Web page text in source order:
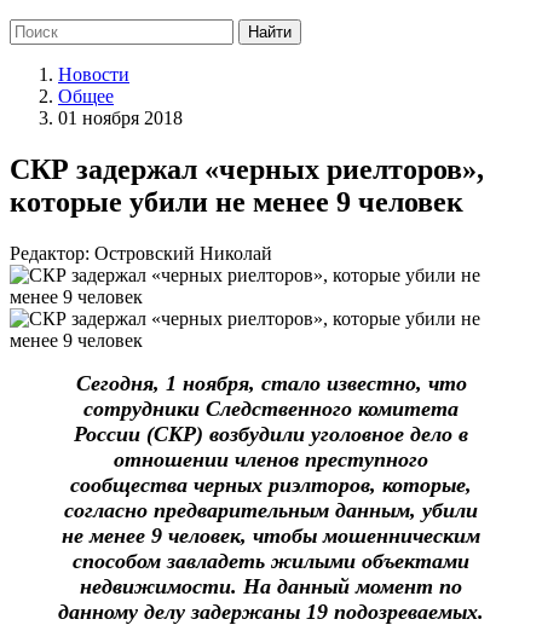
Новости
Общее
01 ноября 2018
СКР задержал «черных риелторов»,
которые убили не менее 9 человек
Редактор: Островский Николай
Сегодня, 1 ноября, стало известно, что
сотрудники Следственного комитета
России (СКР) возбудили уголовное дело в
отношении членов преступного
сообщества черных риэлторов, которые,
согласно предварительным данным, убили
не менее 9 человек, чтобы мошенническим
способом завладеть жилыми объектами
недвижимости. На данный момент по
данному делу задержаны 19 подозреваемых.